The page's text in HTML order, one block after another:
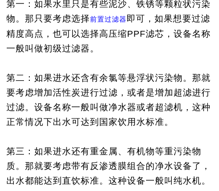
第一：如果水里只是有些泥沙、铁锈等颗粒状污染
物。那只要考虑选择前置过滤器即可，如果想要过滤
精度高点，也可以选择高压缩PPF滤芯，设备名称
一般叫做初级过滤器。
第二：如果进水还含有余氯等悬浮状污染物。那就
要考虑增加活性炭进行过滤，或者是增加超滤进行
过滤。设备名称一般叫做净水器或者超滤机，这种
正常情况下出水可达到国家饮用水标准。
第三：如果进水还有重金属、有机物等重污染物
质。那就要考虑带有反渗透膜组合的净水设备了，
出水都能达到直饮标准。这种设备一般叫纯水机。